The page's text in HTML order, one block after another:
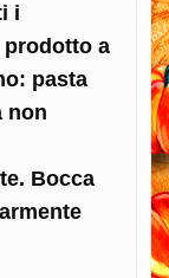
i
prodotto a
pasta
non
Bocca